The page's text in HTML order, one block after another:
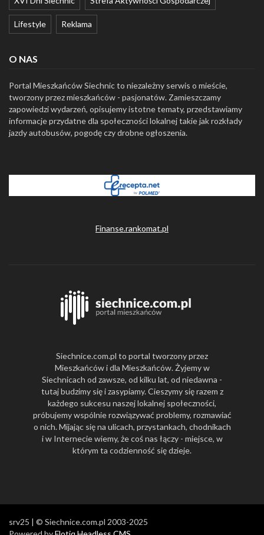
Lifestyle Reklama
O NAS
Portal Mieszkańców Siechnic to niezależny serwis o mieście,
tworzony przez mieszkańców - pasjonatów. Zamieszczamy
zapowiedzi wydarzeń, opisujemy istotne tematy, przedstawiamy
informacje przydatne dla społeczności lokalnej takie jak rozkłady
jazdy autobusów, pogodę czy drobne ogłoszenia.
Finanse.rankomat.pl
Siechnice.com.pl to portal tworzony przez
Mieszkańców i dla Mieszkańców. Żyjemy w
Siechnicach od zawsze, od kilku lat, od niedawna -
tutaj budzimy się i zasypiamy. Cieszymy się razem z
każdego sukcesu naszej lokalnej społeczności,
próbujemy wspólnie rozwiązywać problemy, rozmawiać
o nich. Mijając się na ulicach, przystankach, chodnikach
i w Internecie wiemy, że coś nas łączy - miejsce, w
którym ta codzienność się dzieje.
srv25 | © Siechnice.com.pl 2003-2025